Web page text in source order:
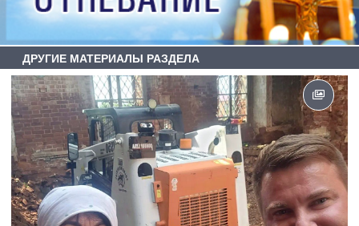
ДРУГИЕ МАТЕРИАЛЫ РАЗДЕЛА